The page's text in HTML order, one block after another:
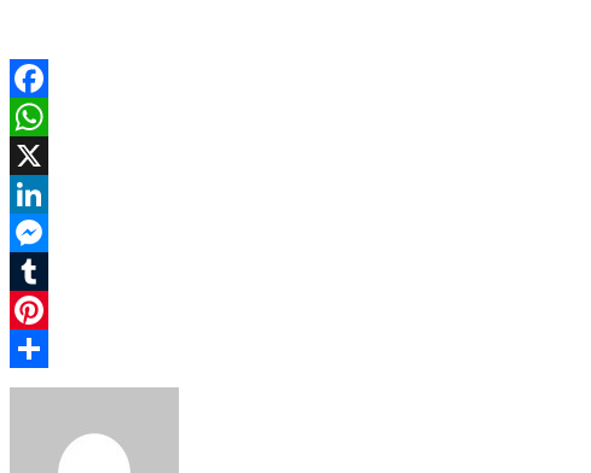
Facebook
WhatsApp
X
LinkedIn
Messenger
Tumblr
Pinterest
Share